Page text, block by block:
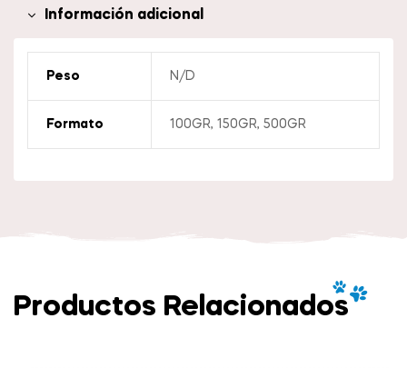
Información adicional
Peso N/D
Formato 100GR, 150GR, 500GR
Productos Relacionados